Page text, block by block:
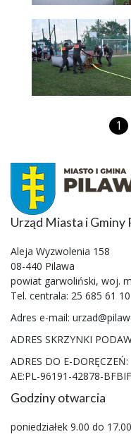
1
Urząd Miasta i Gminy
Aleja Wyzwolenia 158
08-440 Pilawa
powiat garwoliński, woj.
Tel. centrala: 25 685 61 10
Adres e-mail:
ADRES SKRZYNKI
ADRES DO E-DORĘCZEŃ:
AE:PL-96191-42878-
Godziny otwarcia
poniedziałek 9.00 do 17.00